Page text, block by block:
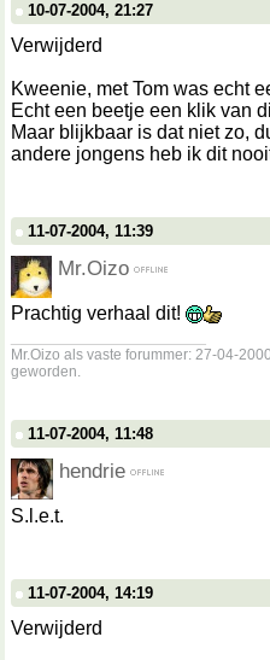
10-07-2004, 21:27
Verwijderd
Kweenie, met Tom was echt
Echt een beetje een klik van
Maar blijkbaar is dat niet zo,
andere jongens heb ik dit
11-07-2004, 11:39
Mr.Oizo
Prachtig verhaal dit!
Mr.Oizo als vaste forummer: 27-04-
geworden.
11-07-2004, 11:48
hendrie
S.l.e.t.
11-07-2004, 14:19
Verwijderd